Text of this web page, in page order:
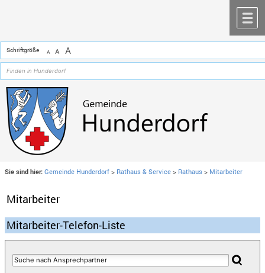
Schriftgröße A A A
Sie sind hier: Gemeinde Hunderdorf > Rathaus & Service > Rathaus > Mitarbeiter
Mitarbeiter
Mitarbeiter-Telefon-Liste